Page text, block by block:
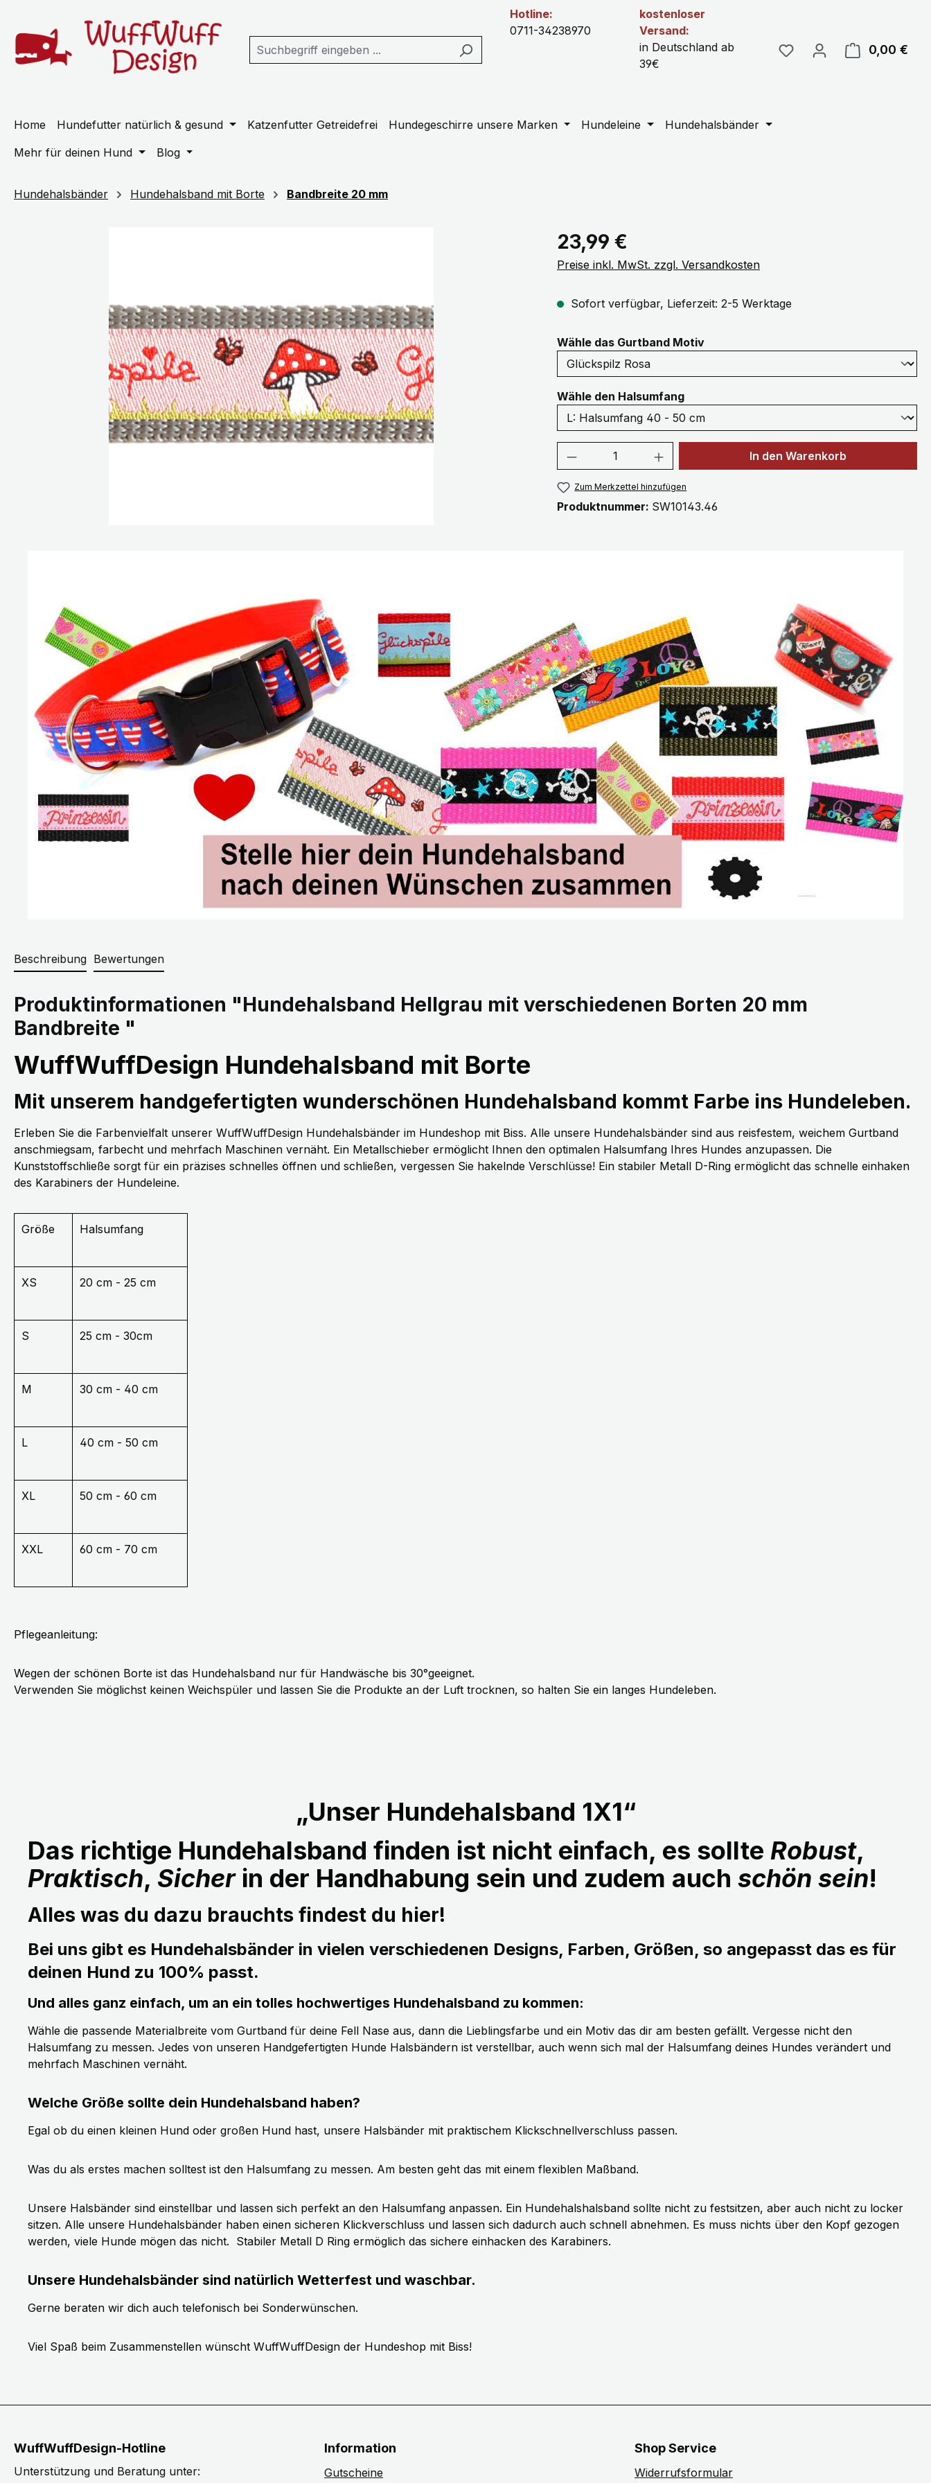
Hotline:
0711-34238970
kostenloser
Versand:
in Deutschland ab
39€
0,00 €
Home Hundefutter natürlich & gesund Katzenfutter Getreidefrei Hundegeschirre unsere Marken Hundeleine
Hundehalsbänder
Mehr für deinen Hund
Blog
Hundehalsbänder Hundehalsband mit Borte Bandbreite 20 mm
Regulärer Preis:
23,99 €
Preise inkl. MwSt. zzgl. Versandkosten
Sofort verfügbar, Lieferzeit: 2-5 Werktage
Wähle das Gurtband Motivauswählen
Wähle den Halsumfangauswählen
Produkt Anzahl: Gib den gewünschten Wert
In den Warenkorb
Zum Merkzettel hinzufügen
Produktnummer: SW10143.46
Beschreibung Bewertungen
Produktinformationen "Hundehalsband Hellgrau mit verschiedenen Borten 20 mm
Bandbreite "
WuffWuffDesign Hundehalsband mit Borte
Mit unserem handgefertigten wunderschönen Hundehalsband kommt Farbe ins Hundeleben.
Erleben Sie die Farbenvielfalt unserer WuffWuffDesign Hundehalsbänder im Hundeshop mit Biss. Alle unsere Hundehalsbänder sind aus reisfestem, weichem Gurtband
anschmiegsam, farbecht und mehrfach Maschinen vernäht. Ein Metallschieber ermöglicht Ihnen den optimalen Halsumfang Ihres Hundes anzupassen. Die
Kunststoffschließe sorgt für ein präzises schnelles öffnen und schließen, vergessen Sie hakelnde Verschlüsse! Ein stabiler Metall D-Ring ermöglicht das schnelle einhaken
des Karabiners der Hundeleine.
Größe Halsumfang
XS 20 cm - 25 cm
S 25 cm - 30cm
M 30 cm - 40 cm
L 40 cm - 50 cm
XL 50 cm - 60 cm
XXL 60 cm - 70 cm
Pflegeanleitung:
Wegen der schönen Borte ist das Hundehalsband nur für Handwäsche bis 30°geeignet.
Verwenden Sie möglichst keinen Weichspüler und lassen Sie die Produkte an der Luft trocknen, so halten Sie ein langes Hundeleben.
„Unser Hundehalsband 1X1“
Das richtige Hundehalsband finden ist nicht einfach, es sollte Robust,
Praktisch, Sicherin der Handhabung sein und zudem auch schön sein!
Alles was du dazu brauchts findest du hier!
Bei uns gibt es Hundehalsbänder in vielen verschiedenen Designs, Farben, Größen, so angepasst das es für
deinen Hund zu 100% passt.
Und alles ganz einfach, um an ein tolles hochwertiges Hundehalsband zu kommen:
Wähle die passende Materialbreite vom Gurtband für deine Fell Nase aus, dann die Lieblingsfarbe und ein Motiv das dir am besten gefällt. Vergesse nicht den
Halsumfang zu messen. Jedes von unseren Handgefertigten Hunde Halsbändern ist verstellbar, auch wenn sich mal der Halsumfang deines Hundes verändert und
mehrfach Maschinen vernäht.
Welche Größe sollte dein Hundehalsband haben?
Egal ob du einen kleinen Hund oder großen Hund hast, unsere Halsbänder mit praktischem Klickschnellverschluss passen.
Was du als erstes machen solltest ist den Halsumfang zu messen. Am besten geht das mit einem flexiblen Maßband.
Unsere Halsbänder sind einstellbar und lassen sich perfekt an den Halsumfang anpassen. Ein Hundehalshalsband sollte nicht zu festsitzen, aber auch nicht zu locker
sitzen. Alle unsere Hundehalsbänder haben einen sicheren Klickverschluss und lassen sich dadurch auch schnell abnehmen. Es muss nichts über den Kopf gezogen
werden, viele Hunde mögen das nicht. Stabiler Metall D Ring ermöglich das sichere einhacken des Karabiners.
Unsere Hundehalsbänder sind natürlich Wetterfest und waschbar.
Gerne beraten wir dich auch telefonisch bei Sonderwünschen.
Viel Spaß beim Zusammenstellen wünscht WuffWuffDesign der Hundeshop mit Biss!
WuffWuffDesign-Hotline
Unterstützung und Beratung unter:
Information
Gutscheine
Shop Service
Widerrufsformular